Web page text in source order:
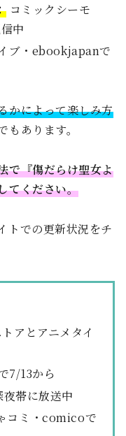
コミックシーモ
中
ブ・ebookjapanで
かによって楽しみ方
もあります。
で『傷だらけ聖女よ
てください。
トでの更新状況をチ
アとアニメタイ
7/13から
帯に放送中
コミ・comicoで